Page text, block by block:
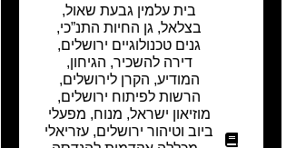
בית עלמין גבעת שאול,
בצלאל, גן החיות התנ”כי,
גנים טכנולוגיים ירושלים,
דירה להשכיר, הגיחון,
המודיע, הקרן לירושלים,
הרשות לפיתוח ירושלים,
מוזיאון ישראל, מנוח, מפעלי
ביוב וטיהור ירושלים, עזריאלי